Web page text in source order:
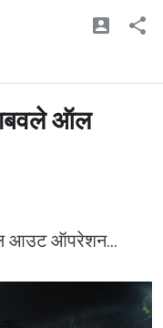
ऑल
आउट ऑपरेशन...